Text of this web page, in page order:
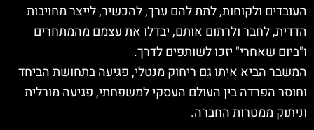
העובדים ולקוחות, לתת להם ערך, להכשיר, לייצר מחויבות
הדדית, לחבר ולרתום אותם, יבדלו את עצמם מהמתחרים
ו"ביום שאחרי" יזכו לשותפים לדרך.
המשבר הביא איתו גם ריחוק מנטלי, פגיעה בתחושת הביחד
וחוסר הפרדה בין העולם העסקי למשפחתי, פגיעה מורלית
וניתוק ממטרות החברה.